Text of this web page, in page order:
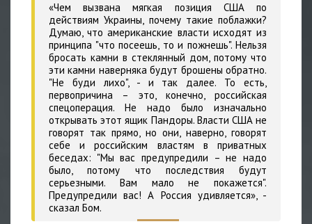
«Чем вызвана мягкая позиция США по
действиям Украины, почему такие поблажки?
Думаю, что американские власти исходят из
принципа "что посеешь, то и пожнешь". Нельзя
бросать камни в стеклянный дом, потому что
эти камни наверняка будут брошены обратно.
"Не буди лихо", - и так далее. То есть,
первопричина – это, конечно, российская
спецоперация. Не надо было изначально
открывать этот ящик Пандоры. Власти США не
говорят так прямо, но они, наверно, говорят
себе и российским властям в приватных
беседах: "Мы вас предупредили – не надо
было, потому что последствия будут
серьезными. Вам мало не покажется".
Предупредили вас! А Россия удивляется», -
сказал Бом.